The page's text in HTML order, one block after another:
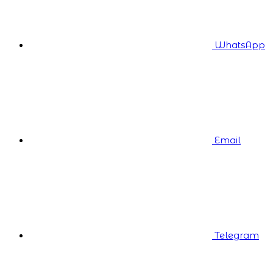
WhatsApp
Email
Telegram